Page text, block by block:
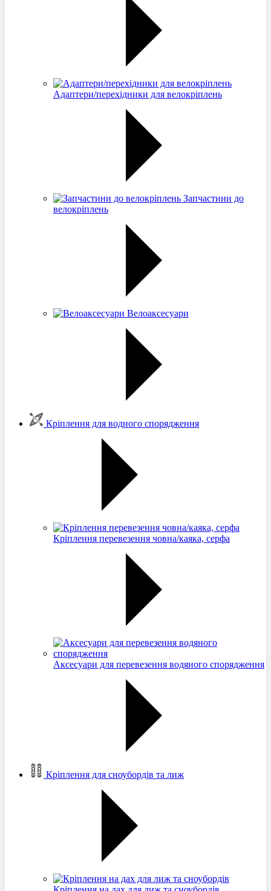
Адаптери/перехідники для велокріплень
Запчастини до
велокріплень
Велоаксесуари
Кріплення для водного спорядження
Кріплення перевезення човна/каяка, серфа
Аксесуари для перевезення водяного спорядження
Кріплення для сноубордів та лиж